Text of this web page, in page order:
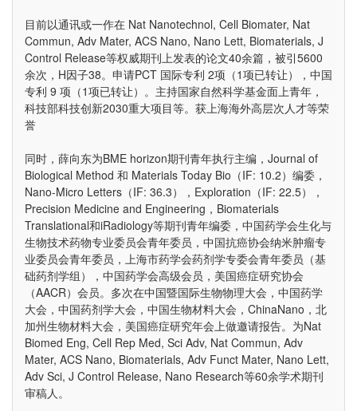
目前以通讯或一作在 Nat Nanotechnol, Cell Biomater, Nat
Commun, Adv Mater, ACS Nano, Nano Lett, Biomaterials, J
Control Release等权威期刊上发表的论文40余篇，被引5600
余次，H因子38。申请PCT 国际专利 2项（1项已转让），中国
专利 9 项（1项已转让）。主持国家自然科学基金面上青年，
科技部科技创新2030重大项目等。获上海海外高层次人才等荣
誉
同时，薛向东为BME horizon期刊青年执行主编，Journal of
Biological Method 和 Materials Today Bio（IF: 10.2）编委，
Nano-Micro Letters（IF: 36.3），Exploration（IF: 22.5），
Precision Medicine and Engineering，Biomaterials
Translational和iRadiology等期刊青年编委，中国药学会生化与
生物技术药物专业委员会青年委员，中国抗癌协会纳米肿瘤专
业委员会青年委员，上海市药学会药剂学专委会青年委员（基
础药剂学组），中国药学会高级会员，美国癌症研究协会
（AACR）会员。多次在中国暨国际生物物理大会，中国药学
大会，中国药剂学大会，中国生物材料大会，ChinaNano，北
加州生物材料大会，美国癌症研究年会上做邀请报告。为Nat
Biomed Eng, Cell Rep Med, Sci Adv, Nat Commun, Adv
Mater, ACS Nano, Biomaterials, Adv Funct Mater, Nano Lett,
Adv Sci, J Control Release, Nano Research等60余学术期刊
审稿人。